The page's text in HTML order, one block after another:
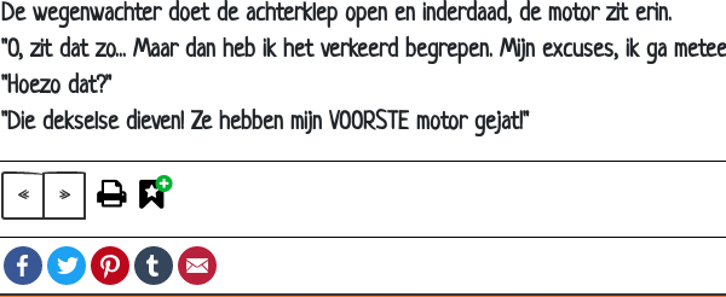
De wegenwachter doet de achterklep open en inderdaad, de motor zit erin.
"O, zit dat zo... Maar dan heb ik het verkeerd begrepen. Mijn excuses, ik ga
"Hoezo dat?"
"Die dekselse dieven! Ze hebben mijn VOORSTE motor gejat!"
« »
FacebookTwitterPinterestTumblr
04 Aug 2001
Koning Albert
31 Jul 2001
Kerst
30 Jul 2001
Elektrische stoel
12 May 2000
12 May 2000
Herkenning